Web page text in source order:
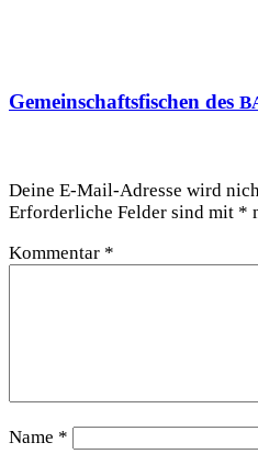
Gemeinschaftsfischen des
Deine E-Mail-Adresse wird
Erforderliche Felder sind mit *
Kommentar *
Name *